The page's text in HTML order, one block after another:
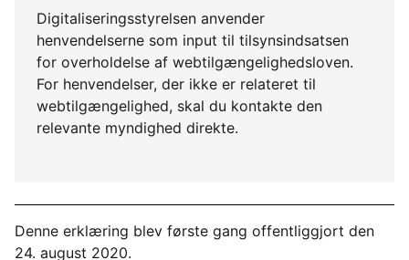
Digitaliseringsstyrelsen anvender
henvendelserne som input til tilsynsindsatsen
for overholdelse af webtilgængelighedsloven.
For henvendelser, der ikke er relateret til
webtilgængelighed, skal du kontakte den
relevante myndighed direkte.
Denne erklæring blev første gang offentliggjort den
24. august 2020.